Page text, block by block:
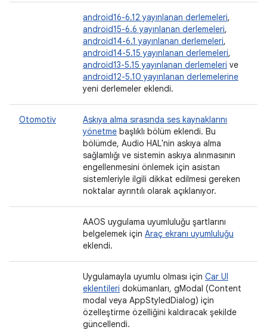
android16-6.12 yayınlanan derlemeleri,
android15-6.6 yayınlanan derlemeleri,
android14-6.1 yayınlanan derlemeleri,
android14-5.15 yayınlanan derlemeleri,
android13-5.15 yayınlanan derlemeleri ve
android12-5.10 yayınlanan derlemelerine
yeni derlemeler eklendi.
Otomotiv
Askıya alma sırasında ses kaynaklarını
yönetme başlıklı bölüm eklendi. Bu
bölümde, Audio HAL'nin askıya alma
sağlamlığı ve sistemin askıya alınmasının
engellenmesini önlemek için asistan
sistemleriyle ilgili dikkat edilmesi gereken
noktalar ayrıntılı olarak açıklanıyor.
AAOS uygulama uyumluluğu şartlarını
belgelemek için Araç ekranı uyumluluğu
eklendi.
Uygulamayla uyumlu olması için Car UI
eklentileri dokümanları, gModal (Content
modal veya AppStyledDialog) için
özelleştirme özelliğini kaldıracak şekilde
güncellendi.